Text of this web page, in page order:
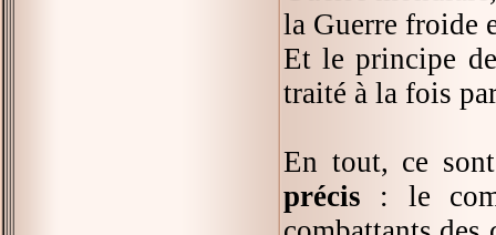
la Guerre froide
Et le principe
traité à la fois
En tout, ce
précis : le